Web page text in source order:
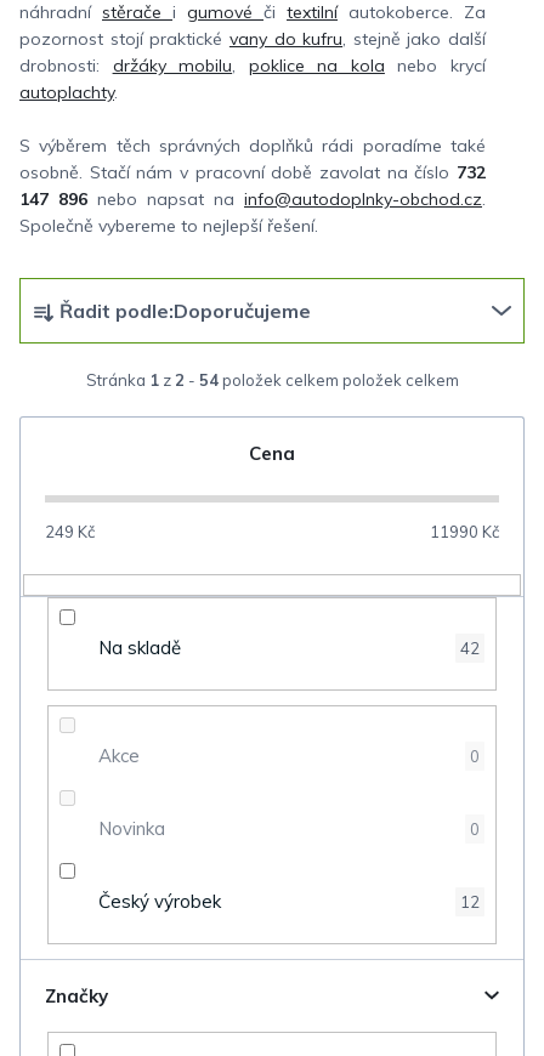
náhradní stěrače i gumové či textilníautokoberce. Za
pozornost stojí praktické vany do kufru, stejně jako další
drobnosti: držáky mobilu, poklice na kola nebo krycí
autoplachty.
S výběrem těch správných doplňků rádi poradíme také
osobně. Stačí nám v pracovní době zavolat na číslo 732
147 896 nebo napsat na info@autodoplnky-obchod.cz.
Společně vybereme to nejlepší řešení.
Stránka 1z 2 - 54položek celkem
a
e
o
Řadit podle:Doporučujeme
Cena
249 Kč 11990 Kč
Na skladě 42
Akce 0
Novinka 0
Český výrobek 12
Značky